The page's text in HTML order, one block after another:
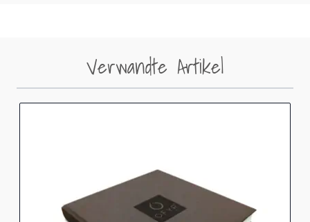
Verwandte Artikel